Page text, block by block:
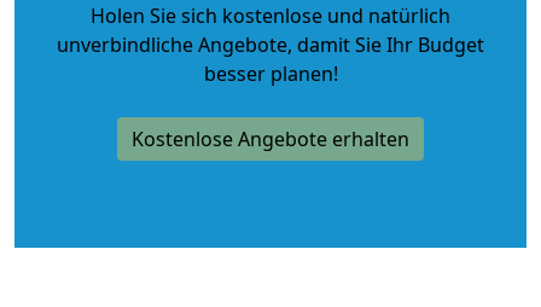
Holen Sie sich kostenlose und natürlich
unverbindliche Angebote, damit Sie Ihr Budget
besser planen!
Kostenlose Angebote erhalten